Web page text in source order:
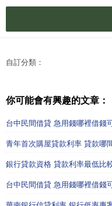
自訂分類：
你可能會有興趣的文章：
台中民間借貸 急用錢哪裡借錢
青年首次購屋貸款利率 貸款哪
銀行貸款資格 貸款利率最低比
台中民間借貸 急用錢哪裡借錢